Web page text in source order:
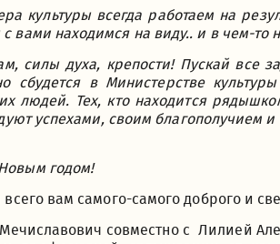
культуры всегда работаем на
вами находимся на виду.. и в чем-то
силы духа, крепости! Пускай все
сбудется в Министерстве
людей. Тех, кто находится
успехами, своим благополучием
годом!
вам самого-самого доброго и
совместно с Лилией